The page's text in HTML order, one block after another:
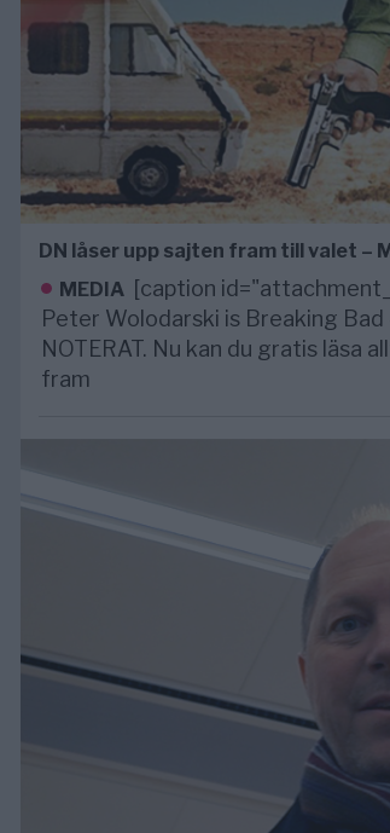
DN låser upp sajten fram till valet –
MEDIA [caption
Peter Wolodarski is Breaking
NOTERAT. Nu kan du gratis läsa
fram